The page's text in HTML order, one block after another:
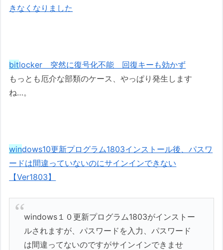
きなくなりました
bitlocker 突然に復号化不能 回復キーも効かず
もっとも厄介な部類のケース、やっぱり発生します
ね…。
windows10更新プログラム1803インストール後、パスワ
ードは間違っていないのにサインインできない
【Ver1803】
windows１０更新プログラム1803がインストー
ルされますが、パスワードを入力、パスワード
は間違ってないのですがサインインできませ